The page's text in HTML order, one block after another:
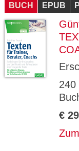
BUCH EPUB
240
€